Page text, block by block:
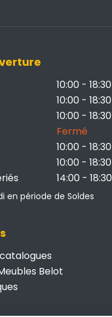
10:00 - 18:30
10:00 - 18:30
10:00 - 18:30
Fermé
10:00 - 18:30
10:00 - 18:30
14:00 - 18:30
en période de Soldes
Belot